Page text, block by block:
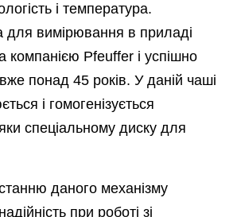
і температура.
вимірювання в приладі
компанією Pfeuffer і успішно
понад 45 років. У даній чаші
і гомогенізується
спеціальному диску для
даного механізму
при роботі зі